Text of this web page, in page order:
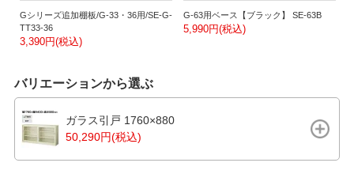
Gシリーズ追加棚板/G-33・36用/SE-G-
TT33-36
3,390円(税込)
G-63用ベース【ブラック】 SE-63B
5,990円(税込)
バリエーションから選ぶ
ガラス引戸 1760×880
50,290円(税込)